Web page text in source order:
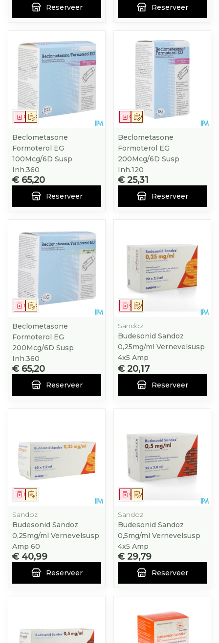
Reserveer Reserveer
Op voorschrift
Geneesmiddel
Beclometasone
Formoterol EG
100Mcg/6D Susp
Inh.360
€ 65,20
Reserveer
Op voorschrift
Geneesmiddel
Beclometasone
Formoterol EG
200Mcg/6D Susp
Inh.120
€ 25,31
Reserveer
Op voorschrift
Geneesmiddel
Beclometasone
Formoterol EG
200Mcg/6D Susp
Inh.360
€ 65,20
Reserveer
Op voorschrift
Geneesmiddel
Sandoz
Budesonid Sandoz
0,25mg/ml Vernevelsusp
4x5 Amp
€ 20,17
Reserveer
Op voorschrift
Geneesmiddel
Sandoz
Budesonid Sandoz
0,25mg/ml Vernevelsusp
Amp 60
€ 40,99
Reserveer
Op voorschrift
Geneesmiddel
Sandoz
Budesonid Sandoz
0,5mg/ml Vernevelsusp
4x5 Amp
€ 29,79
Reserveer